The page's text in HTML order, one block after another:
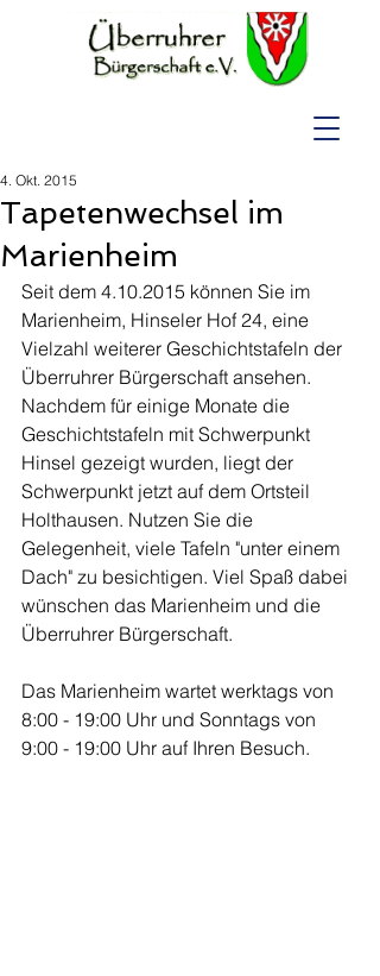
Tapetenwechsel im
Marienheim
4. Okt. 2015
Seit dem 4.10.2015 können Sie im
Marienheim, Hinseler Hof 24, eine
Vielzahl weiterer Geschichtstafeln der
Überruhrer Bürgerschaft ansehen.
Nachdem für einige Monate die
Geschichtstafeln mit Schwerpunkt
Hinsel gezeigt wurden, liegt der
Schwerpunkt jetzt auf dem Ortsteil
Holthausen. Nutzen Sie die
Gelegenheit, viele Tafeln "unter einem
Dach" zu besichtigen. Viel Spaß dabei
wünschen das Marienheim und die
Überruhrer Bürgerschaft.
Das Marienheim wartet werktags von
8:00 - 19:00 Uhr und Sonntags von
9:00 - 19:00 Uhr auf Ihren Besuch.